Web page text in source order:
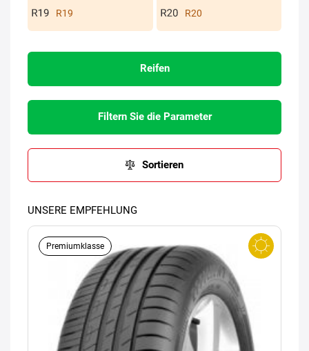
R19 R20
Reifen
Filtern Sie die Parameter
Sortieren
UNSERE EMPFEHLUNG
Premiumklasse